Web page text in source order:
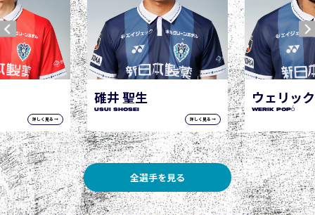
詳しく見る →
碓井 聖生
USUI Shosei
詳しく見る →
ウェリッ
WERIK POPÓ
全選手を見る